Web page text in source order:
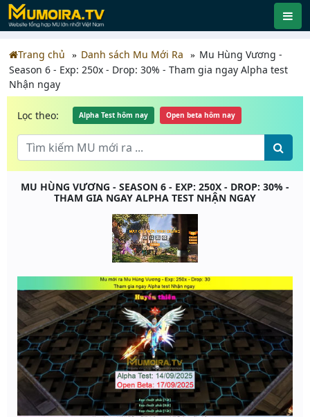
Trang chủ Danh sách Mu Mới Ra
Mu Hùng Vương -
Season 6 - Exp: 250x - Drop: 30% - Tham gia ngay Alpha test
Nhận ngay
Lọc theo: Alpha Test hôm nay Open beta hôm nay
MU HÙNG VƯƠNG - SEASON 6 - EXP: 250X - DROP: 30% -
THAM GIA NGAY ALPHA TEST NHẬN NGAY